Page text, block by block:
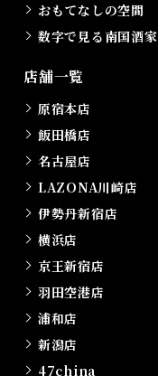
おもてなしの空間
数字で見る南国酒家
店舗一覧
原宿本店
飯田橋店
名古屋店
LAZONA川崎店
伊勢丹新宿店
横浜店
京王新宿店
羽田空港店
浦和店
新潟店
47china